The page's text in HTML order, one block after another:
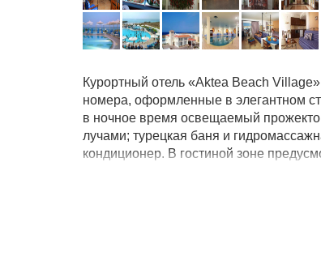
Курортный отель «Aktea Beach
номера, оформленные в элегантном
в ночное время освещаемый
лучами; турецкая баня и
кондиционер. В гостиной зоне
спутникового ТВ. Гости могут